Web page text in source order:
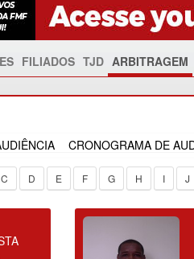
FILIADOS TJD ARBITRAGEM
CRONOGRAMA DE
C D E F G H I J